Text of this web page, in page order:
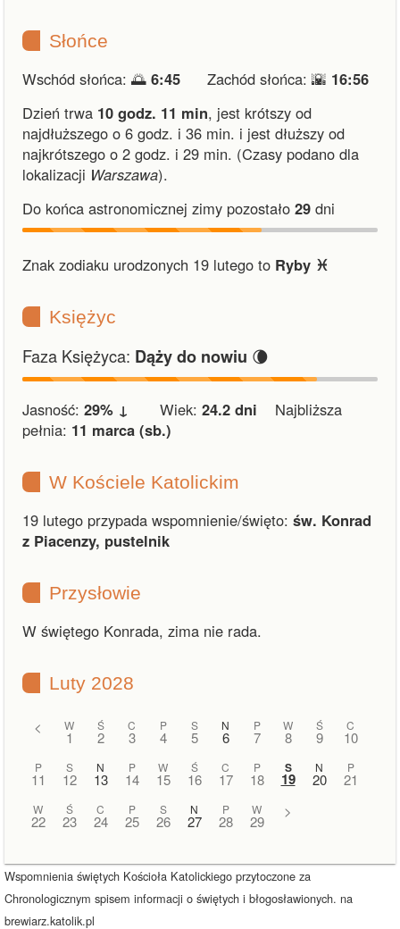
Słońce
Wschód słońca: 🌅 6:45 Zachód słońca: 🌇 16:56
Dzień trwa 10 godz. 11 min, jest krótszy od
najdłuższego o 6 godz. i 36 min. i jest dłuższy od
najkrótszego o 2 godz. i 29 min. (Czasy podano dla
lokalizacji Warszawa).
Do końca astronomicznej zimy pozostało 29 dni
Znak zodiaku urodzonych 19 lutego to Ryby ♓︎
Księżyc
Faza Księżyca: Dąży do nowiu 🌘
Jasność: 29% ↓ Wiek: 24.2 dni Najbliższa
pełnia: 11 marca (sb.)
W Kościele Katolickim
19 lutego przypada wspomnienie/święto: św. Konrad
z Piacenzy, pustelnik
Przysłowie
W świętego Konrada, zima nie rada.
Luty 2028
< W
1
Ś
2
C
3
P
4
S
5
N
6
P
7
W
8
Ś
9
C
10
P
11
S
12
N
13
P
14
W
15
Ś
16
C
17
P
18
S
19
N
20
P
21
W
22
Ś
23
C
24
P
25
S
26
N
27
P
28
W
29
>
Wspomnienia świętych Kościoła Katolickiego przytoczone za
Chronologicznym spisem informacji o świętych i błogosławionych. na
brewiarz.katolik.pl